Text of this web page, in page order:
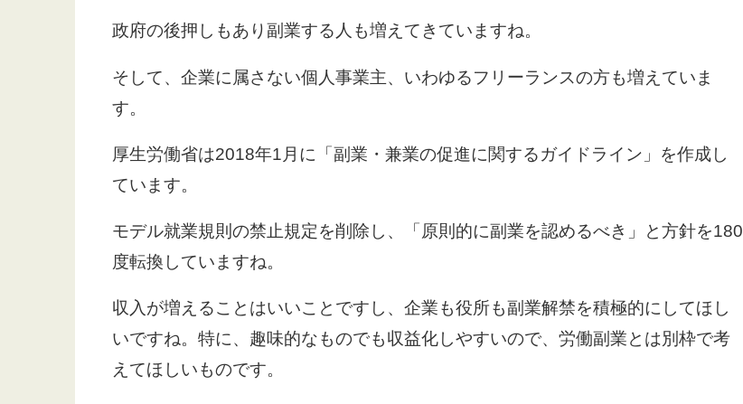
政府の後押しもあり副業する人も増えてきていますね。
そして、企業に属さない個人事業主、いわゆるフリーランスの方も増えていま
す。
厚生労働省は2018年1月に「副業・兼業の促進に関するガイドライン」を作成し
ています。
モデル就業規則の禁止規定を削除し、「原則的に副業を認めるべき」と方針を180
度転換していますね。
収入が増えることはいいことですし、企業も役所も副業解禁を積極的にしてほし
いですね。特に、趣味的なものでも収益化しやすいので、労働副業とは別枠で考
えてほしいものです。